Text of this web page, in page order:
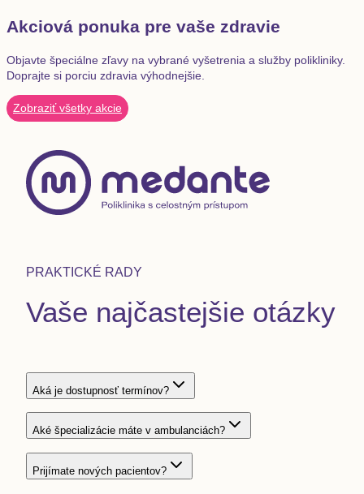
Akciová ponuka pre vaše zdravie
Objavte špeciálne zľavy na vybrané vyšetrenia a služby polikliniky.
Doprajte si porciu zdravia výhodnejšie.
Zobraziť všetky akcie
PRAKTICKÉ RADY
Vaše najčastejšie otázky
Aká je dostupnosť termínov?
Aké špecializácie máte v ambulanciách?
Prijímate nových pacientov?